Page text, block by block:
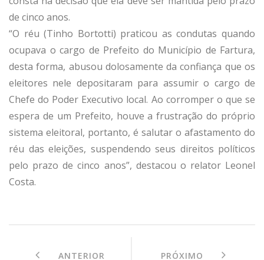
de cinco anos.
“O réu (Tinho Bortotti) praticou as condutas quando
ocupava o cargo de Prefeito do Município de Fartura,
desta forma, abusou dolosamente da confiança que os
eleitores nele depositaram para assumir o cargo de
Chefe do Poder Executivo local. Ao corromper o que se
espera de um Prefeito, houve a frustração do próprio
sistema eleitoral, portanto, é salutar o afastamento do
réu das eleições, suspendendo seus direitos políticos
pelo prazo de cinco anos”, destacou o relator Leonel
Costa.
ANTERIOR PRÓXIMO